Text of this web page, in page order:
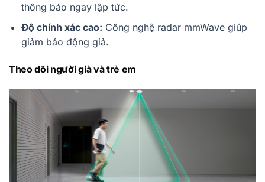
thông báo ngay lập tức.
Độ chính xác cao: Công nghệ radar mmWave giúp
giảm báo động giả.
Theo dõi người già và trẻ em